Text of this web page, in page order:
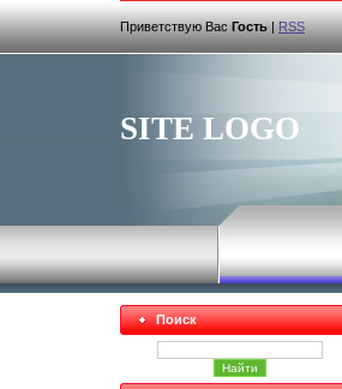
Приветствую Вас Гость|RSS
SITE LOGO
Поиск